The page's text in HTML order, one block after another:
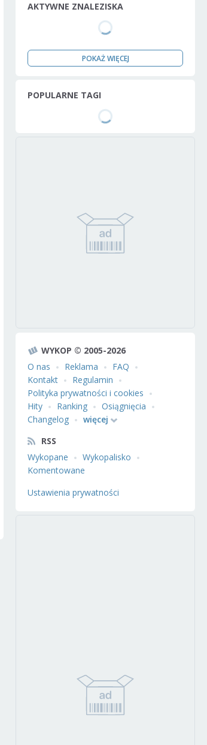
AKTYWNE ZNALEZISKA
POKAŻ WIĘCEJ
POPULARNE TAGI
WYKOP © 2005-2026
O nas
Reklama
FAQ
Kontakt
Regulamin
Polityka prywatności i cookies
Hity
Ranking
Osiągnięcia
Changelog
więcej
RSS
Wykopane
Wykopalisko
Komentowane
Ustawienia prywatności